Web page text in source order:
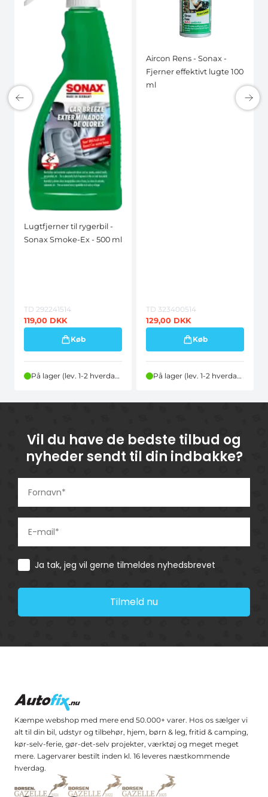
Lugtfjerner til rygerbil -
Sonax Smoke-Ex - 500 ml
TD 292241514
119,00 DKK
Køb
På lager (lev. 1-2 hverdage)
Aircon Rens - Sonax -
Fjerner effektivt lugte 100
ml
TD 323400514
129,00 DKK
Køb
På lager (lev. 1-2 hverdage)
Vil du have de bedste tilbud og
nyheder sendt til din indbakke?
Consent
Ja tak, jeg vil gerne tilmeldes nyhedsbrevet
Tilmeld nu
Kæmpe webshop med mere end 50.000+ varer. Hos os sælger vi
alt til din bil, udstyr og tilbehør, hjem, børn & leg, fritid & camping,
kør-selv-ferie, gør-det-selv projekter, værktøj og meget meget
mere. Lagervarer bestilt inden kl. 16 leveres næstkommende
hverdag.